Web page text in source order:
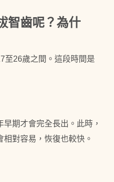
智齒呢？為什
至26歲之間。這段時間是
期才會完全長出。此時，
對容易，恢復也較快。